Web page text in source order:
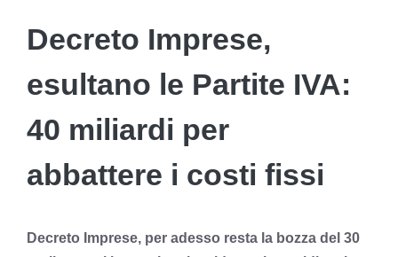
Decreto Imprese,
esultano le Partite IVA:
40 miliardi per
abbattere i costi fissi
Decreto Imprese, per adesso resta la bozza del 30